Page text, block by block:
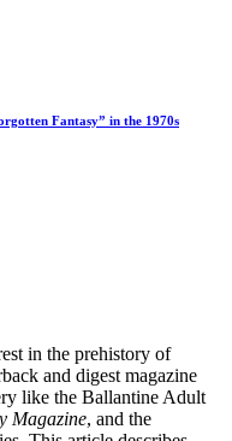
Fantasy” in the 1970s
in the prehistory of
and digest magazine
like the Ballantine Adult
Magazine, and the